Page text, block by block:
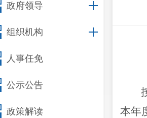
政府领导
组织机构
人事任免
公示公告
政策解读
本年